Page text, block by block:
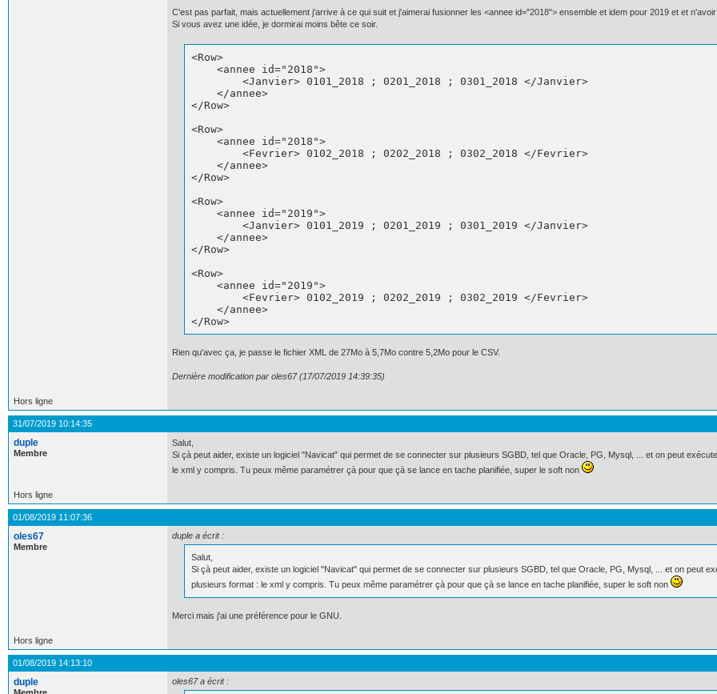
C'est pas parfait, mais actuellement j'arrive à ce qui suit et j'aimerai fusionner les <annee id="2018"> ensemble et idem pour 2019 et et
Si vous avez une idée, je dormirai moins bête ce soir.
<Row>
    <annee id="2018">
        <Janvier> 0101_2018 ; 0201_2018 ; 0301_2018 </Janvier>
    </annee>
</Row>
<Row>
    <annee id="2018">
        <Fevrier> 0102_2018 ; 0202_2018 ; 0302_2018 </Fevrier>
    </annee>
</Row>
<Row>
    <annee id="2019">
        <Janvier> 0101_2019 ; 0201_2019 ; 0301_2019 </Janvier>
    </annee>
</Row>
<Row>
    <annee id="2019">
        <Fevrier> 0102_2019 ; 0202_2019 ; 0302_2019 </Fevrier>
    </annee>
</Row>
Rien qu'avec ça, je passe le fichier XML de 27Mo à 5,7Mo contre 5,2Mo pour le CSV.
Dernière modification par oles67 (17/07/2019 14:39:35)
Hors ligne
31/07/2019 10:14:35
duple
Membre
Salut,
Si çà peut aider, existe un logiciel "Navicat" qui permet de se connecter sur plusieurs SGBD, tel que Oracle, PG, Mysql, ... et on peut
le xml y compris. Tu peux même paramétrer çà pour que çà se lance en tache planifiée, super le soft non
Hors ligne
01/08/2019 11:07:36
oles67
Membre
duple a écrit :
Salut,
Si çà peut aider, existe un logiciel "Navicat" qui permet de se connecter sur plusieurs SGBD, tel que Oracle, PG, Mysql, ... et on peut
plusieurs format : le xml y compris. Tu peux même paramétrer çà pour que çà se lance en tache planifiée, super le soft non
Merci mais j'ai une préférence pour le GNU.
Hors ligne
01/08/2019 14:13:10
duple oles67 a écrit :